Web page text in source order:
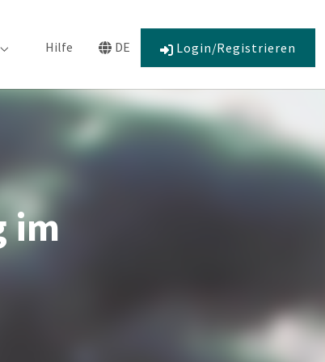
Submenu for "Über uns"
Hilfe DE
Submenu for "Language"
Login/Registrieren
im